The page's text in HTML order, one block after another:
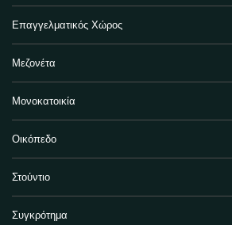
Επαγγελματικός Χώρος
Μεζονέτα
Μονοκατοικία
Οικόπεδο
Στούντιο
Συγκρότημα